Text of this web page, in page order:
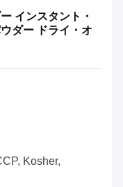
インスタント・
ダー ドライ・オ
Kosher,